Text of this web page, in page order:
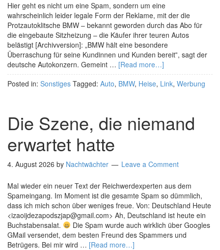
Hier geht es nicht um eine Spam, sondern um eine
wahrscheinlich leider legale Form der Reklame, mit der die
Protzautoklitsche BMW – bekannt geworden durch das Abo für
die eingebaute Sitzheizung – die Käufer ihrer teuren Autos
belästigt [Archivversion]: „BMW hält eine besondere
Überraschung für seine Kundinnen und Kunden bereit‟, sagt der
deutsche Autokonzern. Gemeint … [Read more…]
Posted in: Sonstiges Tagged: Auto, BMW, Heise, Link, Werbung
Die Szene, die niemand
erwartet hatte
4. August 2026 by Nachtwächter Leave a Comment
Mal wieder ein neuer Text der Reichwerdexperten aus dem
Spameingang. Im Moment ist die gesamte Spam so dümmlich,
dass ich mich schon über weniges freue. Von: Deutschland Heute
<izaoijdezapodszjap@gmail.com> Ah, Deutschland ist heute ein
Buchstabensalat.
Die Spam wurde auch wirklich über Googles
GMail versendet, dem besten Freund des Spammers und
Betrügers. Bei mir wird … [Read more…]